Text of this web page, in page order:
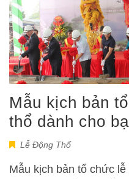
Mẫu kịch bản
thổ dành cho
Lễ Động Thổ
Mẫu kịch bản tổ chức